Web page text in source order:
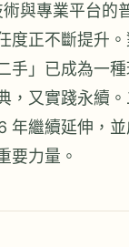
與專業平台的
度正不斷提升
手」已成為一
又實踐永續。
年繼續延伸，
要力量。